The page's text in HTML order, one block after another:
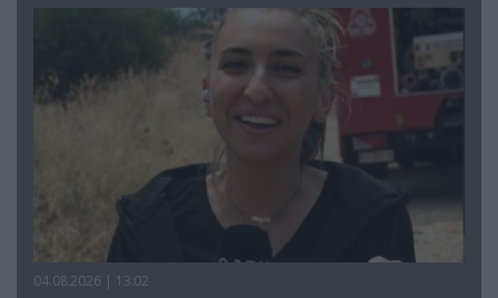
04.08.2026 | 13:02